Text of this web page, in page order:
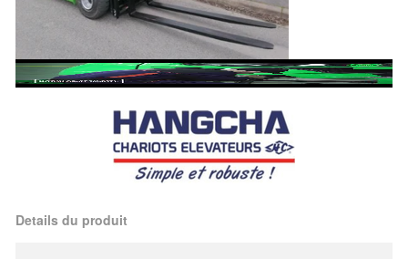
Details du produit